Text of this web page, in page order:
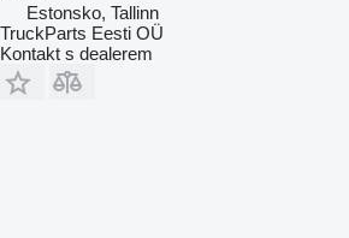
Estonsko, Tallinn
TruckParts Eesti OÜ
Kontakt s dealerem